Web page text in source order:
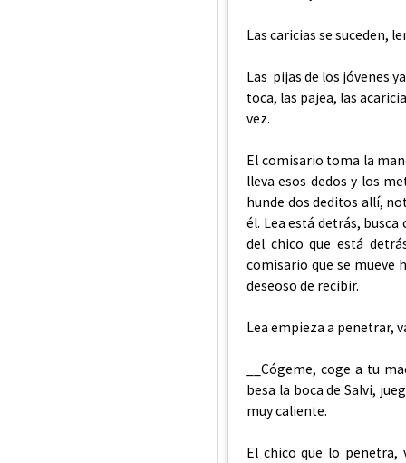
Las caricias se suceden,
Las pijas de los jóvenes
toca, las pajea, las
vez.
El comisario toma la
lleva esos dedos y los
hunde dos deditos allí,
él. Lea está detrás,
del chico que está
comisario que se mueve
deseoso de recibir.
Lea empieza a penetrar,
__Cógeme, coge a tu
besa la boca de Salvi,
muy caliente.
El chico que lo penetra,